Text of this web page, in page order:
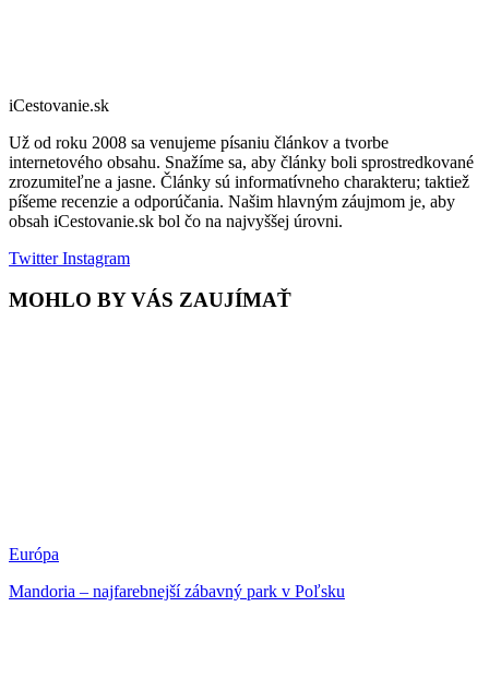
iCestovanie.sk
Už od roku 2008 sa venujeme písaniu článkov a tvorbe
internetového obsahu. Snažíme sa, aby články boli sprostredkované
zrozumiteľne a jasne. Články sú informatívneho charakteru; taktiež
píšeme recenzie a odporúčania. Našim hlavným záujmom je, aby
obsah iCestovanie.sk bol čo na najvyššej úrovni.
TwitterInstagram
MOHLO BY VÁS ZAUJÍMAŤ
Európa
Mandoria – najfarebnejší zábavný park v Poľsku